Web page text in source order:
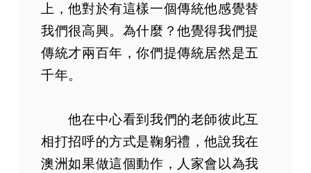
上，他對於有這樣一個傳統他感覺替
我們很高興。為什麼？他覺得我們提
傳統才兩百年，你們提傳統居然是五
千年。
他在中心看到我們的老師彼此互
相打招呼的方式是鞠躬禮，他說我在
澳洲如果做這個動作，人家會以為我